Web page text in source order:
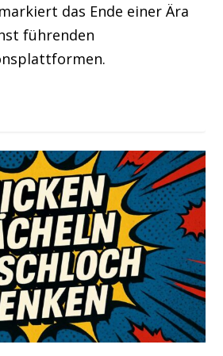
das Ende einer Ära
führenden